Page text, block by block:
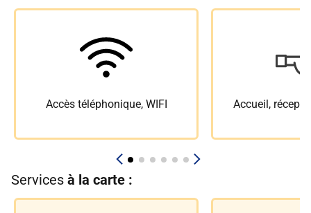
Accès téléphonique, WIFI Accueil,
Services à la carte :